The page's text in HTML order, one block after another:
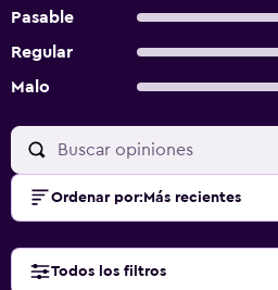
Pasable
Regular
Malo
Ordenar por: Más recientes
Todos los filtros